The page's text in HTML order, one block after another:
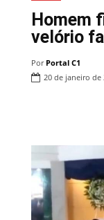
Homem
velório
Por Portal C1
20 de janeiro de